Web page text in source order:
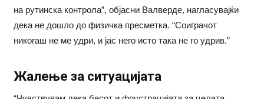
на рутинска контрола”, објасни Валверде, нагласувајќи
дека не дошло до физичка пресметка. “Соиграчот
никогаш не ме удри, и јас него исто така не го удрив.”
Жалење за ситуацијата